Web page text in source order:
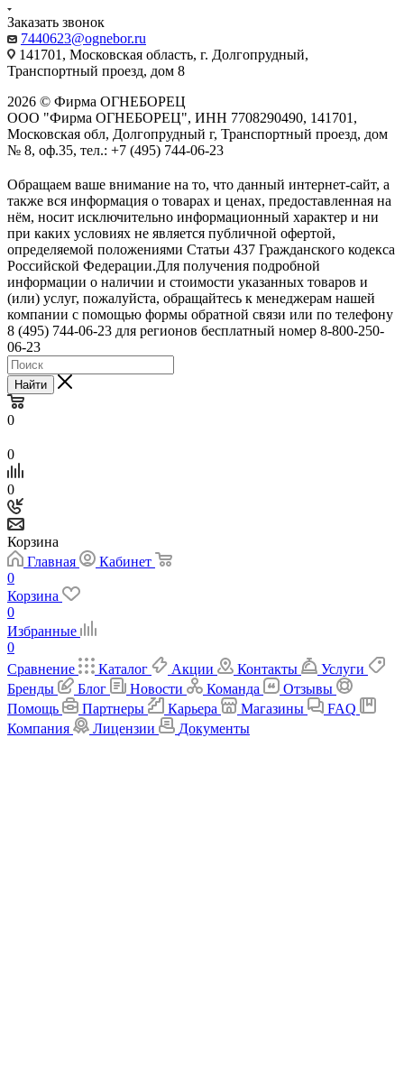
Заказать звонок
7440623@ognebor.ru
141701, Московская область, г. Долгопрудный,
Транспортный проезд, дом 8
2026 © Фирма ОГНЕБОРЕЦ
ООО "Фирма ОГНЕБОРЕЦ", ИНН 7708290490, 141701,
Московская обл, Долгопрудный г, Транспортный проезд, дом
№ 8, оф.35, тел.: +7 (495) 744-06-23
Обращаем ваше внимание на то, что данный интернет-сайт, а
также вся информация о товарах и ценах, предоставленная на
нём, носит исключительно информационный характер и ни
при каких условиях не является публичной офертой,
определяемой положениями Статьи 437 Гражданского кодекса
Российской Федерации.Для получения подробной
информации о наличии и стоимости указанных товаров и
(или) услуг, пожалуйста, обращайтесь к менеджерам нашей
компании с помощью формы обратной связи или по телефону
8 (495) 744-06-23 для регионов бесплатный номер 8-800-250-
06-23
Найти
0
0
0
Корзина
Главная
Кабинет
0
Корзина
0
Избранные
0
Сравнение
Каталог Акции Контакты
Услуги
Бренды
Блог Новости Команда
Отзывы
Помощь
Партнеры Карьера Магазины
FAQ
Компания
Лицензии Документы